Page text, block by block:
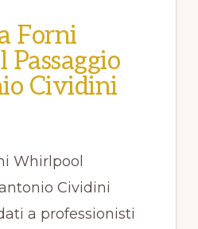
Forni
Cividini
Whirlpool
Cividini
a professionisti